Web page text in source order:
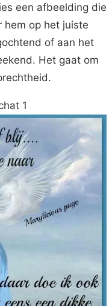
een afbeelding die
hem op het juiste
of aan het
Het gaat om
1